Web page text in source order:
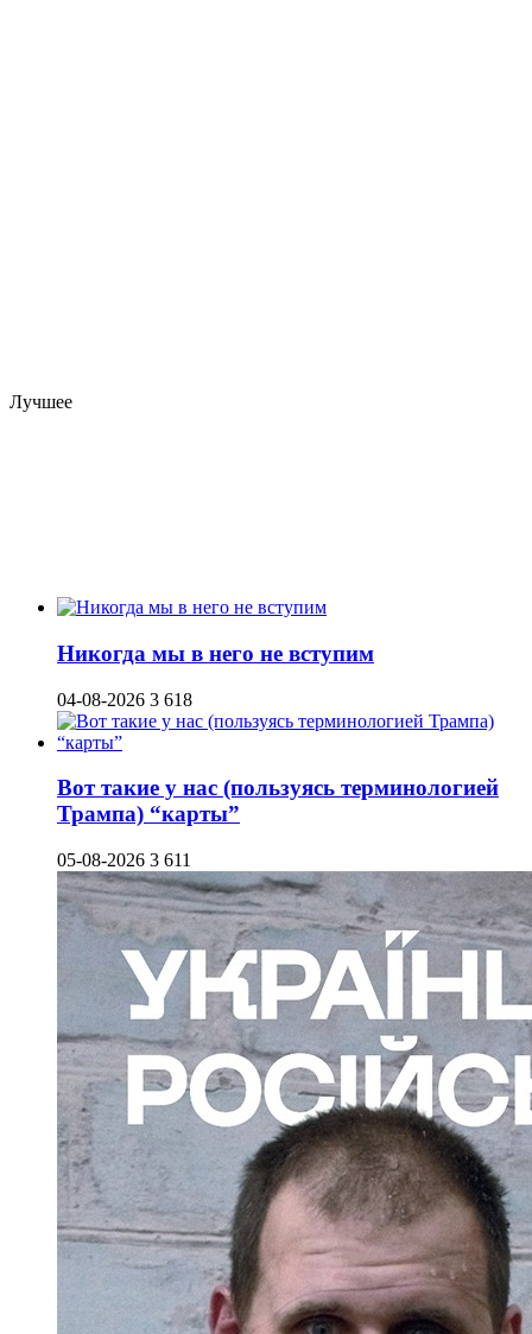
Лучшее
Никогда мы в него не вступим
04-08-2026 3 618
Вот такие у нас (пользуясь терминологией
Трампа) “карты”
05-08-2026 3 611